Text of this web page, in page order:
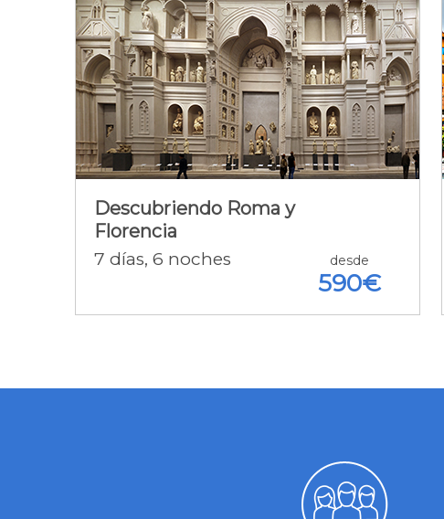
Descubriendo Roma y
Florencia
7 días, 6 noches desde
590€
Descubriendo Roma y
Florencia
3N. Roma A.D. + 3N. Florencia
A.D.+ Vuelos + Tren + Seguro +
Detalle de la oferta [+]